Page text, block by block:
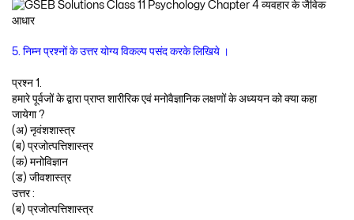
5. निम्न प्रश्नों के उत्तर योग्य विकल्प पसंद करके लिखिये ।
प्रश्न 1.
हमारे पूर्वजों के द्वारा प्राप्त शारीरिक एवं मनोवैज्ञानिक लक्षणों के अध्ययन को क्या कहा
जायेगा ?
(अ) नृवंशशास्त्र
(ब) प्रजोत्पत्तिशास्त्र
(क) मनोविज्ञान
(ड) जीवशास्त्र
उत्तर :
(ब) प्रजोत्पत्तिशास्त्र